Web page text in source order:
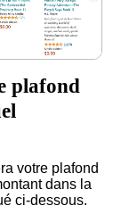
plafond
votre plafond
dans la
ci-dessous.